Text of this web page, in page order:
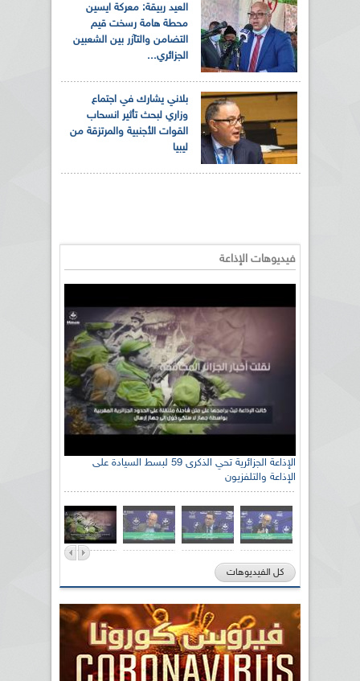
العيد ربيقة: معركة ايسين
محطة هامة رسخت قيم
التضامن والتآزر بين الشعبين
الجزائري...
بلاني يشارك في اجتماع
وزاري لبحث تأثير انسحاب
القوات الأجنبية والمرتزقة من
ليبيا
فيديوهات الإذاعة
الإذاعة الجزائرية تحي الذكرى 59 لبسط السيادة على
الإذاعة والتلفزيون
كل الفيديوهات